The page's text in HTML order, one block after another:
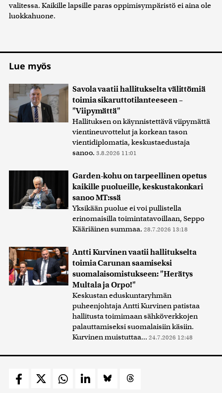
valitessa. Kaikille lapsille paras oppimisympäristö ei aina ole
luokkahuone.
Lue myös
Savola vaatii hallitukselta välittömiä
toimia sikaruttotilanteeseen –
"Viipymättä"
Hallituksen on käynnistettävä viipymättä
vientineuvottelut ja korkean tason
vientidiplomatia, keskustaedustaja
sanoo. 3.8.2026 11:01
Garden-kohu on tarpeellinen opetus
kaikille puolueille, keskustakonkari
sanoo MT:ssä
Yksikään puolue ei voi pullistella
erinomaisilla toimintatavoillaan, Seppo
Kääriäinen summaa. 28.7.2026 13:18
Antti Kurvinen vaatii hallitukselta
toimia Carunan saamiseksi
suomalaisomistukseen: "Herätys
Multala ja Orpo!"
Keskustan eduskuntaryhmän
puheenjohtaja Antti Kurvinen patistaa
hallitusta toimimaan sähköverkkojen
palauttamiseksi suomalaisiin käsiin.
Kurvinen muistuttaa... 24.7.2026 12:48